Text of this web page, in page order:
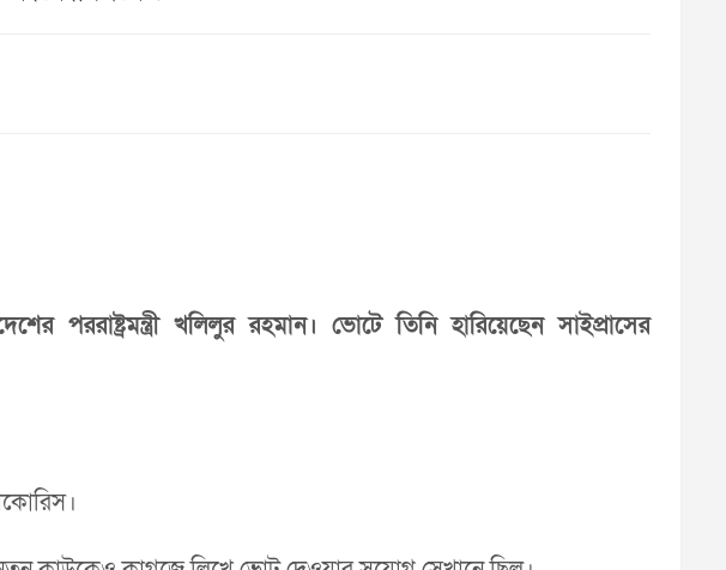
পররাষ্ট্রমন্ত্রী খলিলুর রহমান। ভোটে তিনি হারিয়েছেন সাইপ্রাসের